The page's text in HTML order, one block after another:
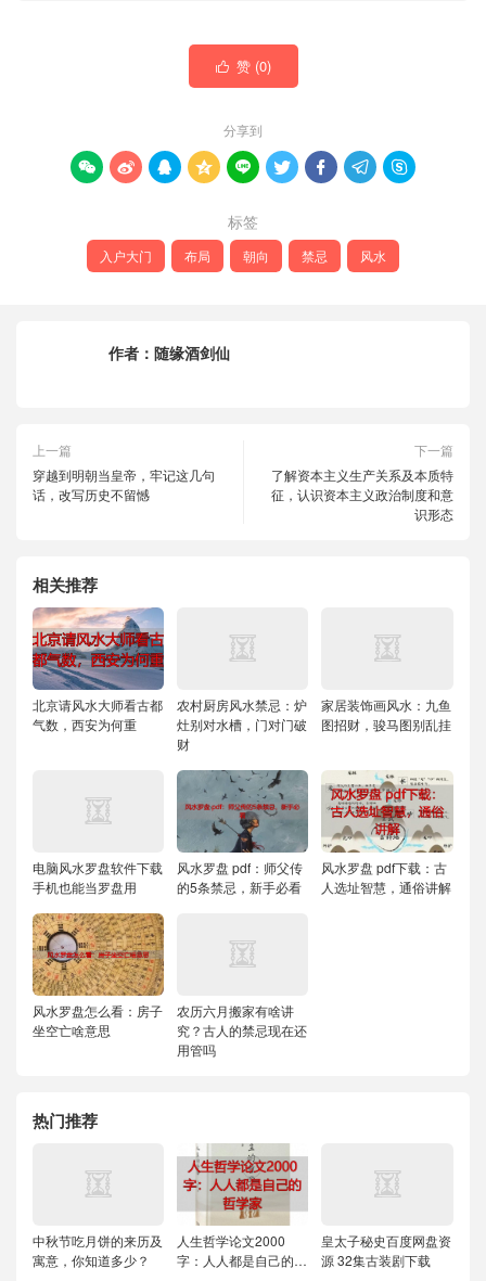
 赞 (0)
分享到
        
标签
入户大门 布局 朝向 禁忌 风水
作者： 随缘酒剑仙
上一篇
穿越到明朝当皇帝，牢记这几句
话，改写历史不留憾
下一篇
了解资本主义生产关系及本质特
征，认识资本主义政治制度和意
识形态
相关推荐
北京请风水大师看古都
气数，西安为何重
农村厨房风水禁忌：炉
灶别对水槽，门对门破
财
家居装饰画风水：九鱼
图招财，骏马图别乱挂
电脑风水罗盘软件下载
手机也能当罗盘用
风水罗盘 pdf：师父传
的5条禁忌，新手必看
风水罗盘 pdf下载：古
人选址智慧，通俗讲解
风水罗盘怎么看：房子
坐空亡啥意思
农历六月搬家有啥讲
究？古人的禁忌现在还
用管吗
热门推荐
中秋节吃月饼的来历及
寓意，你知道多少？
人生哲学论文2000
字：人人都是自己的哲
皇太子秘史百度网盘资
源 32集古装剧下载